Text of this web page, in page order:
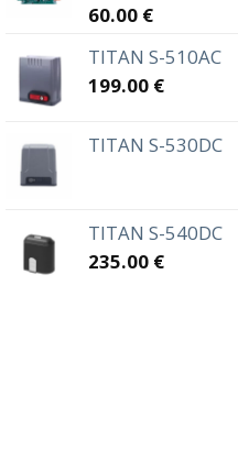
60.00 €
TITAN S-510AC
199.00 €
TITAN S-530DC
TITAN S-540DC
235.00 €